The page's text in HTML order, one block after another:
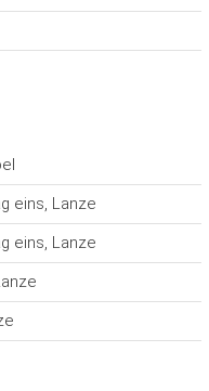
eins, Lanze
eins, Lanze